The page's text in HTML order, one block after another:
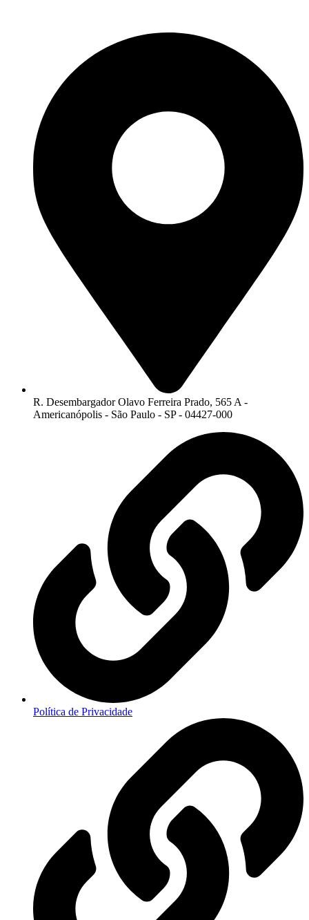
R. Desembargador Olavo Ferreira Prado, 565 A -
Americanópolis - São Paulo - SP - 04427-000
Política de Privacidade